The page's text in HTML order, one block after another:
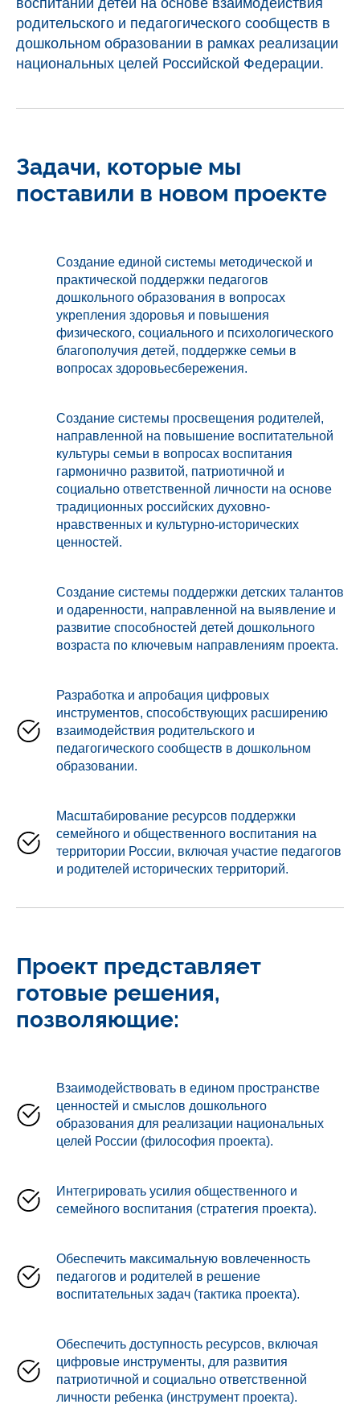
родительского и педагогического сообществ в
дошкольном образовании в рамках реализации
национальных целей Российской Федерации.
Задачи, которые мы
поставили в новом проекте
Создание единой системы методической и
практической поддержки педагогов
дошкольного образования в вопросах
укрепления здоровья и повышения
физического, социального и психологического
благополучия детей, поддержке семьи в
вопросах здоровьесбережения.
Создание системы просвещения родителей,
направленной на повышение воспитательной
культуры семьи в вопросах воспитания
гармонично развитой, патриотичной и
социально ответственной личности на основе
традиционных российских духовно-
нравственных и культурно-исторических
ценностей.
Создание системы поддержки детских талантов
и одаренности, направленной на выявление и
развитие способностей детей дошкольного
возраста по ключевым направлениям проекта.
Разработка и апробация цифровых
инструментов, способствующих расширению
взаимодействия родительского и
педагогического сообществ в дошкольном
образовании.
Масштабирование ресурсов поддержки
семейного и общественного воспитания на
территории России, включая участие педагогов
и родителей исторических территорий.
Проект представляет
готовые решения,
позволяющие:
Взаимодействовать в едином пространстве
ценностей и смыслов дошкольного
образования для реализации национальных
целей России (философия проекта).
Интегрировать усилия общественного и
семейного воспитания (стратегия проекта).
Обеспечить максимальную вовлеченность
педагогов и родителей в решение
воспитательных задач (тактика проекта).
Обеспечить доступность ресурсов, включая
цифровые инструменты, для развития
патриотичной и социально ответственной
личности ребенка (инструмент проекта).